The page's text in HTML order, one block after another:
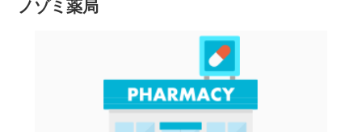
ノゾミ薬局